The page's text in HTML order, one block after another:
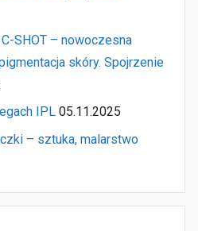
SHOT – nowoczesna
skóry. Spojrzenie
IPL 05.11.2025
– sztuka, malarstwo